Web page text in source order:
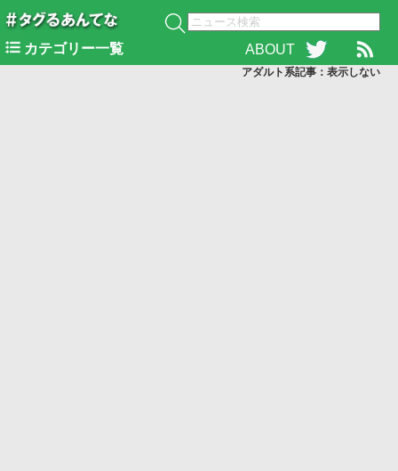
カテゴリー一覧 ABOUT
アダルト系記事：表示しない